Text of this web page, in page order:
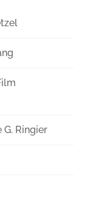
G. Ringier